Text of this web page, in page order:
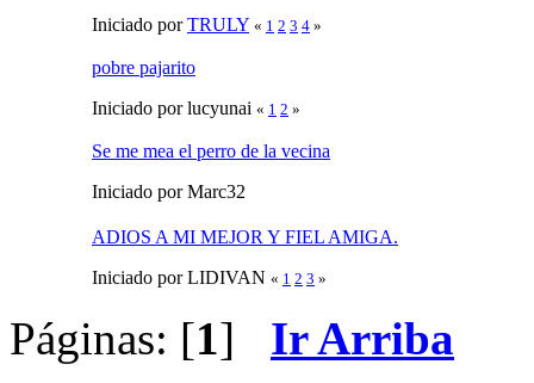
Iniciado porTRULY « 1 2 3 4 »
pobre pajarito
Iniciado por lucyunai « 1 2 »
Se me mea el perro de la vecina
Iniciado por Marc32
ADIOS A MI MEJOR Y FIEL AMIGA.
Iniciado por LIDIVAN « 1 2 3 »
Páginas: [1] Ir Arriba